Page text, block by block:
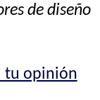
de diseño
tu opinión